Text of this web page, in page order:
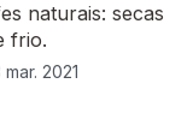
naturais: secas
frio.
mar. 2021